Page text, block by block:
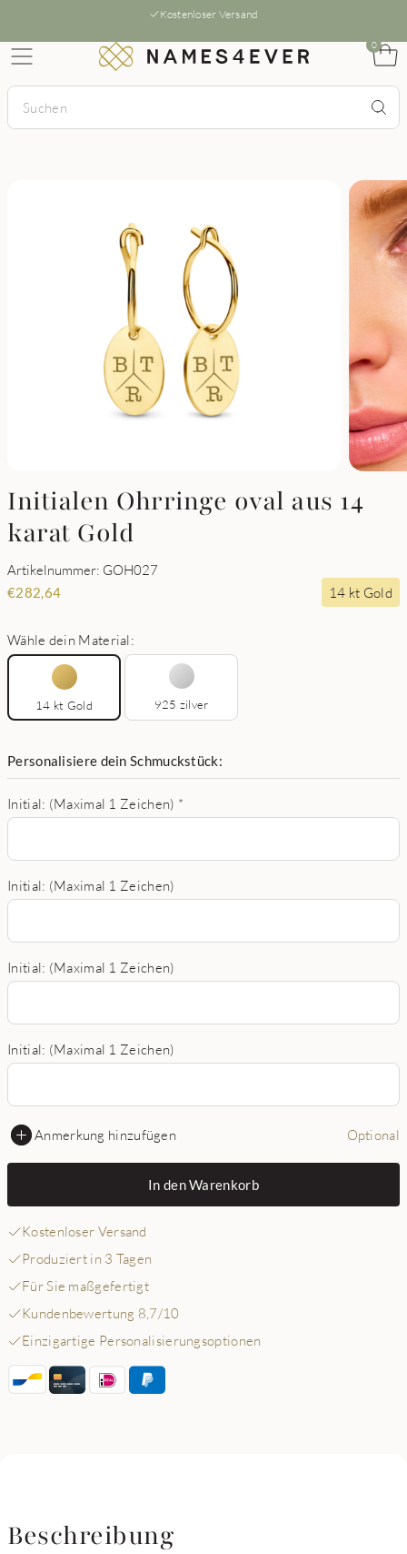
Kostenloser Versand
0
Initialen Ohrringe oval aus 14
karat Gold
Artikelnummer: GOH027
€282,64 14 kt Gold
Wähle dein Material:
14 kt Gold 925 zilver
Personalisiere dein Schmuckstück:
Initial: (Maximal 1 Zeichen) *
Initial: (Maximal 1 Zeichen)
Initial: (Maximal 1 Zeichen)
Initial: (Maximal 1 Zeichen)
Anmerkung hinzufügen Optional
In den Warenkorb
Kostenloser Versand
Produziert in 3 Tagen
Für Sie maßgefertigt
Kundenbewertung 8,7/10
Einzigartige Personalisierungsoptionen
Beschreibung